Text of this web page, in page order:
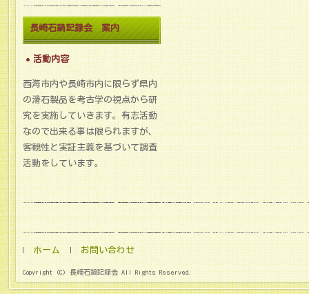
長崎石鍋記録会 案内
活動内容
西海市内や長崎市内に限らず県内
の滑石製品を考古学の視点から研
究を実施していきます。有志活動
なので出来る事は限られますが、
客観性と実証主義を基づいて調査
活動をしています。
ホーム お問い合わせ
Copyright (C) 長崎石鍋記録会 All Rights Reserved.